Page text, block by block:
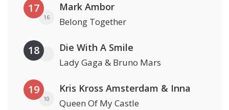
17
16
Mark Ambor
Belong Together
18 Die With A Smile
Lady Gaga & Bruno Mars
19
10
Kris Kross Amsterdam & Inna
Queen Of My Castle